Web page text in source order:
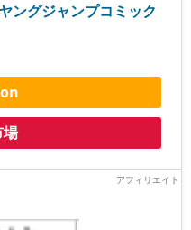
ングジャンプコミック
場